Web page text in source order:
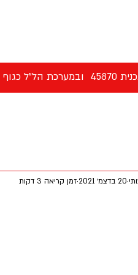
חברתית ואחריות אישית
20 בדצמ׳ 2021 זמן קריאה 3 דקות